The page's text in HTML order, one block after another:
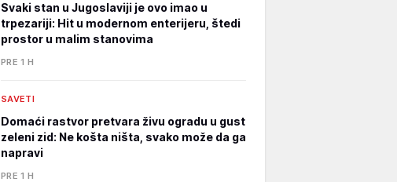
Svaki stan u Jugoslaviji je ovo imao u
trpezariji: Hit u modernom enterijeru, štedi
prostor u malim stanovima
PRE 1 H
SAVETI
Domaći rastvor pretvara živu ogradu u gust
zeleni zid: Ne košta ništa, svako može da ga
napravi
PRE 1 H